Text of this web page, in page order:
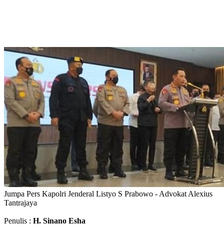
Jumpa Pers Kapolri Jenderal Listyo S Prabowo - Advokat Alexius
Tantrajaya
Penulis : H. Sinano Esha